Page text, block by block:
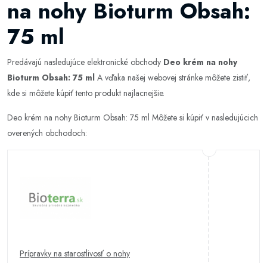
na nohy Bioturm Obsah:
75 ml
Predávajú nasledujúce elektronické obchody Deo krém na nohy
Bioturm Obsah: 75 ml A vďaka našej webovej stránke môžete zistiť,
kde si môžete kúpiť tento produkt najlacnejšie.
Deo krém na nohy Bioturm Obsah: 75 ml Môžete si kúpiť v nasledujúcich
overených obchodoch:
Prípravky na starostlivosť o nohy